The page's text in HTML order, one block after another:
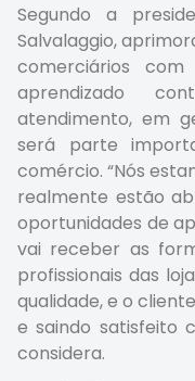
Segundo a
Salvalaggio,
comerciários
aprendizado
atendimento, em
será parte
comércio. “Nós
realmente estão
oportunidades de
vai receber as
profissionais das
qualidade, e o
e saindo satisfeito
considera.